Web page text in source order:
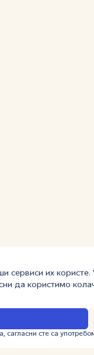
сервиси их
да користимо
сагласни сте са